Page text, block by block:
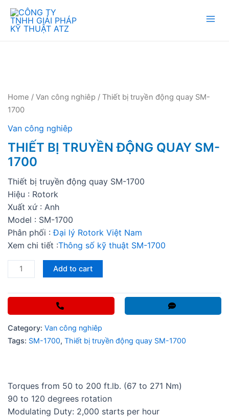
Home / Van công nghiêp / Thiết bị truyền động quay SM-
1700
Van công nghiêp
THIẾT BỊ TRUYỀN ĐỘNG QUAY SM-
1700
Thiết bị truyền động quay SM-1700
Hiệu : Rotork
Xuất xứ : Anh
Model : SM-1700
Phân phối :Đại lý Rotork Việt Nam
Xem chi tiết :Thông số kỹ thuật SM-1700
Thiết
bị
truyền
quay
SM-
1700
Add to cart
Category: Van công nghiêp
Tags: SM-1700, Thiết bị truyền động quay SM-1700
Torques from 50 to 200 ft.lb. (67 to 271 Nm)
90 to 120 degrees rotation
Modulating Duty: 2,000 starts per hour